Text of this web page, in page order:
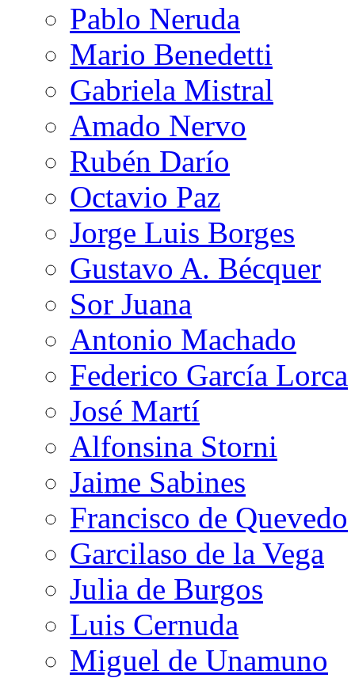
Pablo Neruda
Mario Benedetti
Gabriela Mistral
Amado Nervo
Rubén Darío
Octavio Paz
Jorge Luis Borges
Gustavo A. Bécquer
Sor Juana
Antonio Machado
Federico García Lorca
José Martí
Alfonsina Storni
Jaime Sabines
Francisco de Quevedo
Garcilaso de la Vega
Julia de Burgos
Luis Cernuda
Miguel de Unamuno